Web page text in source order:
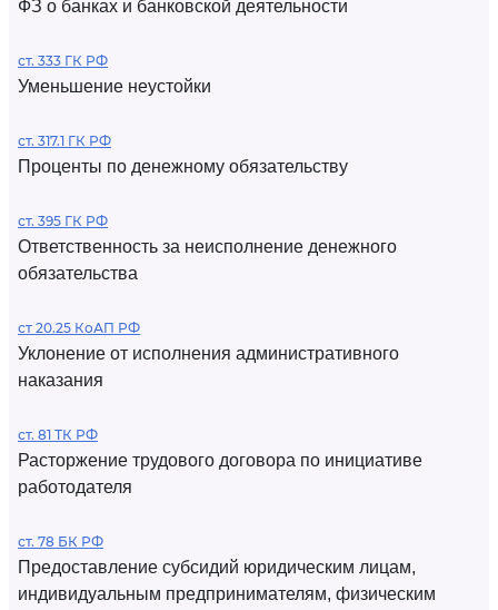
ФЗ о банках и банковской деятельности
ст. 333 ГК РФ
Уменьшение неустойки
ст. 317.1 ГК РФ
Проценты по денежному обязательству
ст. 395 ГК РФ
Ответственность за неисполнение денежного
обязательства
ст 20.25 КоАП РФ
Уклонение от исполнения административного
наказания
ст. 81 ТК РФ
Расторжение трудового договора по инициативе
работодателя
ст. 78 БК РФ
Предоставление субсидий юридическим лицам,
индивидуальным предпринимателям, физическим